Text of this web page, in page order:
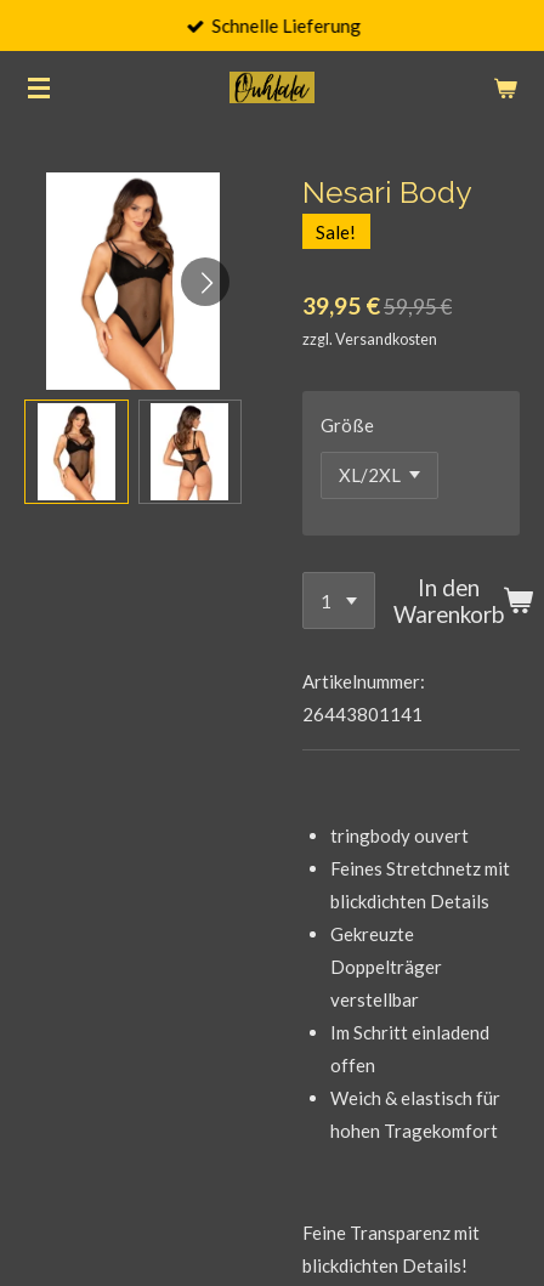
springen
Schnelle Lieferung
Nesari Body
Sale!
39,95 €59,95 €
zzgl. Versandkosten
Größe
In den
Warenkorb
Artikelnummer:
26443801141
tringbody ouvert
Feines Stretchnetz mit
blickdichten Details
Gekreuzte
Doppelträger
verstellbar
Im Schritt einladend
offen
Weich & elastisch für
hohen Tragekomfort
Feine Transparenz mit
blickdichten Details!